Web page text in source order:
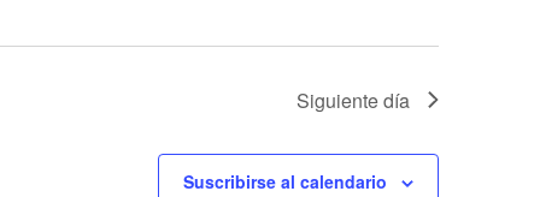
Siguiente día
Suscribirse al calendario